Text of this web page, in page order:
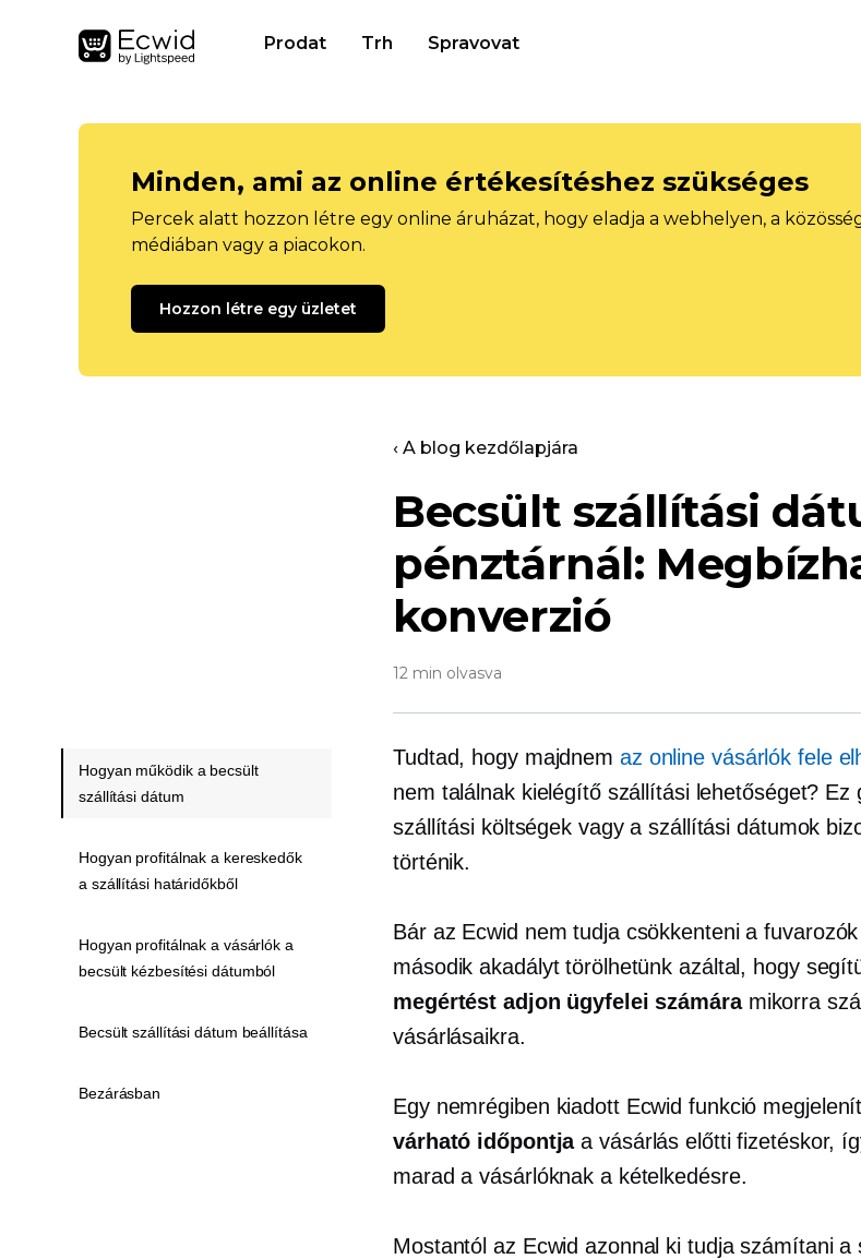
Prodat Trh Spravovat
Minden, ami az online értékesítéshez szükséges
Percek alatt hozzon létre egy online áruházat, hogy eladja a webhelyen, a
médiában vagy a piacokon.
Hozzon létre egy üzletet
‹ A blog kezdőlapjára
Becsült szállítási
pénztárnál:
konverzió
12 min olvasva
Tudtad, hogy majdnem az online vásárlók fele
nem találnak kielégítő szállítási lehetőséget? Ez
szállítási költségek vagy a szállítási dátumok
történik.
Bár az Ecwid nem tudja csökkenteni a
második akadályt törölhetünk azáltal, hogy
megértést adjon ügyfelei számáramikorra
vásárlásaikra.
Egy nemrégiben kiadott Ecwid funkció
várható időpontjaa vásárlás előtti fizetéskor,
marad a vásárlóknak a kételkedésre.
Mostantól az Ecwid azonnal ki tudja számítani a
Hogyan működik a becsült
szállítási dátum
Hogyan profitálnak a kereskedők
a szállítási határidőkből
Hogyan profitálnak a vásárlók a
becsült kézbesítési dátumból
Becsült szállítási dátum beállítása
Bezárásban